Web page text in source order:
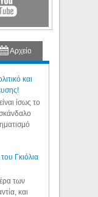
Αρχείο
και
ίσως το
Γκιόλια
των
και